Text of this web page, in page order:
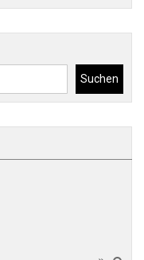
Suchen